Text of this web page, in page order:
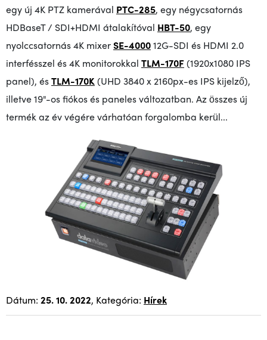
egy új 4K PTZ kamerával PTC-285, egy négycsatornás
HDBaseT / SDI+HDMI átalakítóval HBT-50, egy
nyolccsatornás 4K mixerSE-400012G-SDI és HDMI 2.0
interfésszel és 4K monitorokkal TLM-170F(1920x1080 IPS
panel), ésTLM-170K(UHD 3840 x 2160px-es IPS kijelző),
illetve 19"-os fiókos és paneles változatban. Az összes új
termék az év végére várhatóan forgalomba kerül...
Dátum: 25. 10. 2022, Kategória: Hírek